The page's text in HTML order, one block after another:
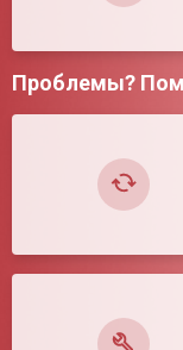
Проблемы?